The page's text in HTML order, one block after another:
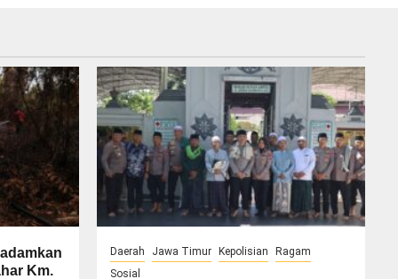
Km.
Daerah Jawa Timur Kepolisian
Ragam
Sosial